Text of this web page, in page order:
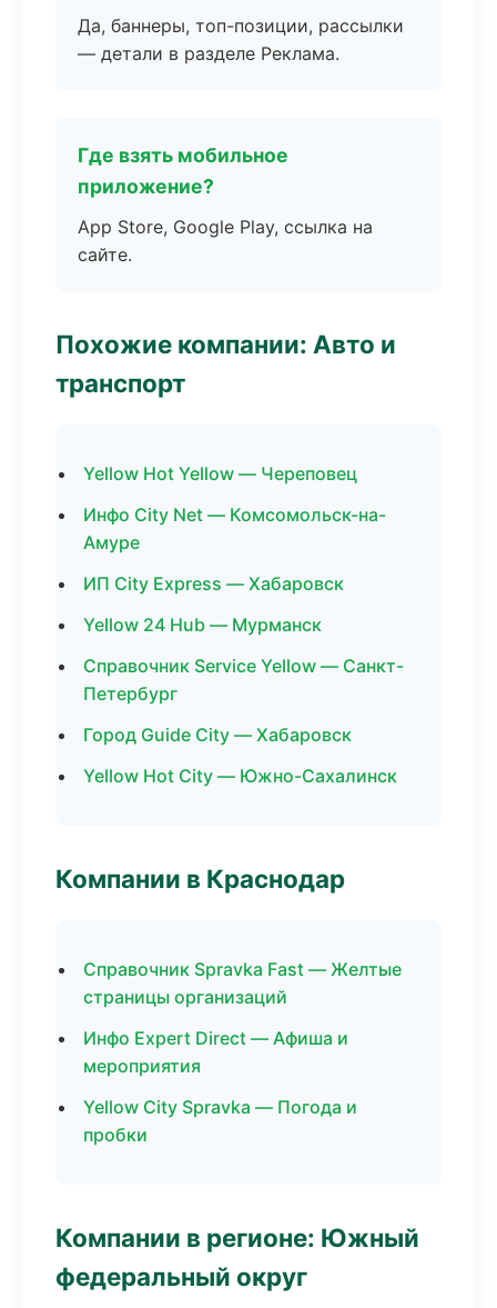
Да, баннеры, топ-позиции, рассылки
— детали в разделе Реклама.
Где взять мобильное
приложение?
App Store, Google Play, ссылка на
сайте.
Похожие компании: Авто и
транспорт
Yellow Hot Yellow — Череповец
Инфо City Net — Комсомольск-на-
Амуре
ИП City Express — Хабаровск
Yellow 24 Hub — Мурманск
Справочник Service Yellow — Санкт-
Петербург
Город Guide City — Хабаровск
Yellow Hot City — Южно-Сахалинск
Компании в Краснодар
Справочник Spravka Fast — Желтые
страницы организаций
Инфо Expert Direct — Афиша и
мероприятия
Yellow City Spravka — Погода и
пробки
Компании в регионе: Южный
федеральный округ